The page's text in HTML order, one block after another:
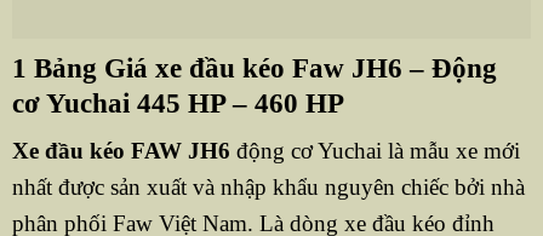
1 Bảng Giá xe đầu kéo Faw JH6 – Động
cơ Yuchai 445 HP – 460 HP
Xe đầu kéo FAW JH6 động cơ Yuchai là mẫu xe mới
nhất được sản xuất và nhập khẩu nguyên chiếc bởi nhà
phân phối Faw Việt Nam. Là dòng xe đầu kéo đỉnh